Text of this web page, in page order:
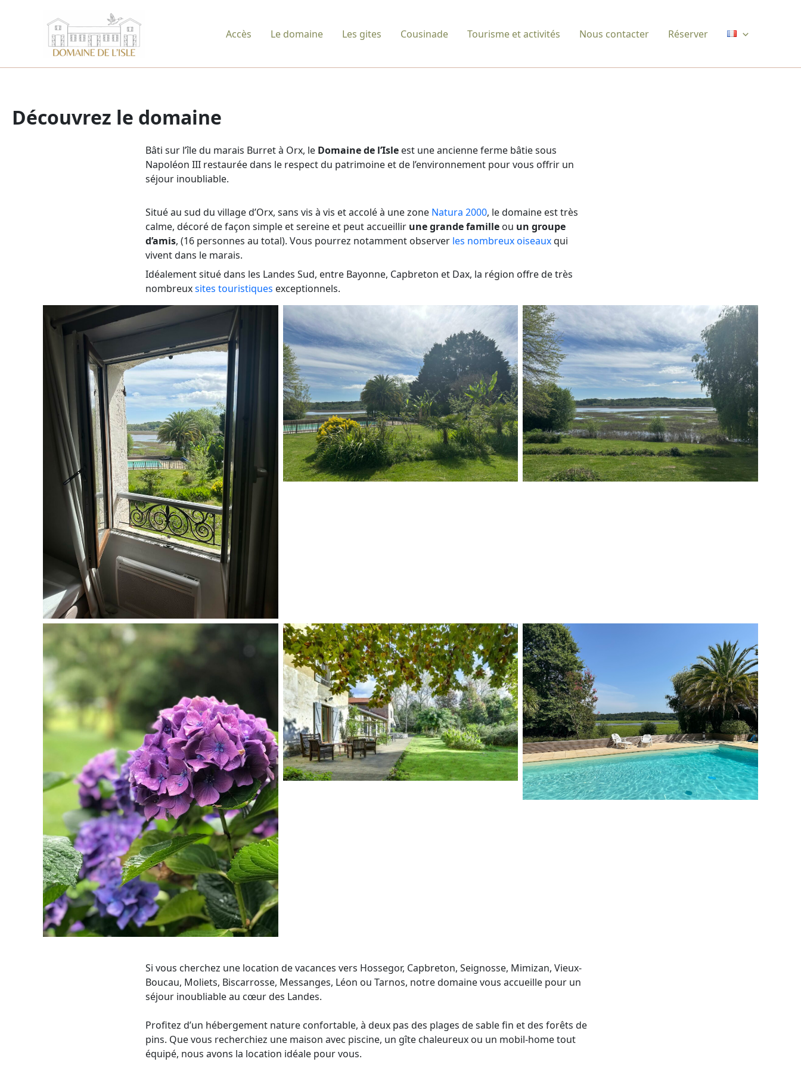
Accès Le domaine Les gites Cousinade Tourisme et activités Nous contacter Réserver
Découvrez le domaine
Bâti sur l’île du marais Burret à Orx, le Domaine de l’Isle est une ancienne ferme bâtie sous
Napoléon III restaurée dans le respect du patrimoine et de l’environnement pour vous offrir un
séjour inoubliable.
Situé au sud du village d’Orx, sans vis à vis et accolé à une zone Natura 2000, le domaine est très
calme, décoré de façon simple et sereine et peut accueillir une grande famille ou un groupe
d’amis, (16 personnes au total). Vous pourrez notamment observer les nombreux oiseauxqui
vivent dans le marais.
Idéalement situé dans les Landes Sud, entre Bayonne, Capbreton et Dax, la région offre de très
nombreuxsites touristiques exceptionnels.
Si vous cherchez une location de vacances vers Hossegor, Capbreton, Seignosse, Mimizan, Vieux-
Boucau, Moliets, Biscarrosse, Messanges, Léon ou Tarnos, notre domaine vous accueille pour un
séjour inoubliable au cœur des Landes.
Profitez d’un hébergement nature confortable, à deux pas des plages de sable fin et des forêts de
pins. Que vous recherchiez une maison avec piscine, un gîte chaleureux ou un mobil-home tout
équipé, nous avons la location idéale pour vous.